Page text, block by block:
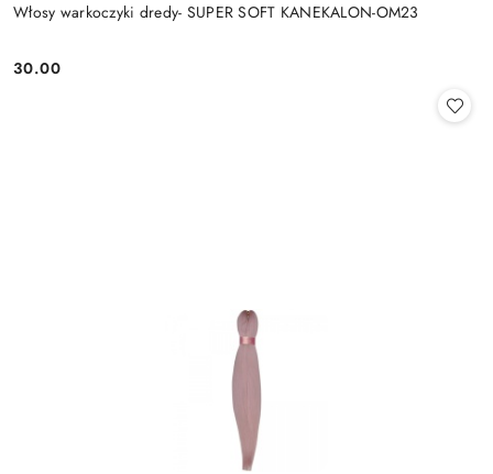
Włosy warkoczyki dredy- SUPER SOFT KANEKALON-OM23
Cena:
30.00